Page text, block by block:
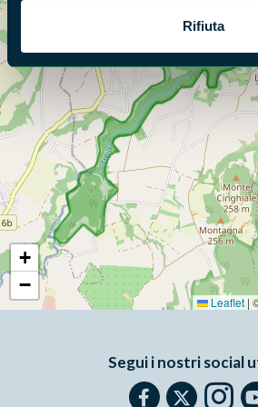
Rifiuta
+
−
Leaflet |
Segui i nostri social